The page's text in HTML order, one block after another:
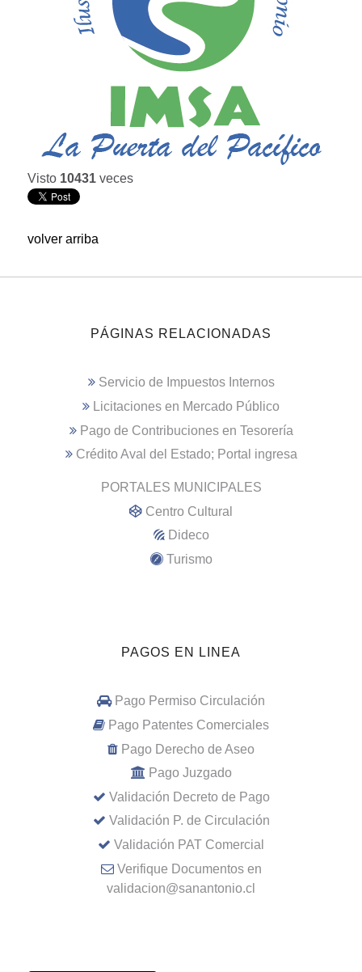
Visto 10431 veces
volver arriba
PÁGINAS RELACIONADAS
Servicio de Impuestos Internos
Licitaciones en Mercado Público
Pago de Contribuciones en Tesorería
Crédito Aval del Estado; Portal ingresa
PORTALES MUNICIPALES
Centro Cultural
Dideco
Turismo
PAGOS EN LINEA
Pago Permiso Circulación
Pago Patentes Comerciales
Pago Derecho de Aseo
Pago Juzgado
Validación Decreto de Pago
Validación P. de Circulación
Validación PAT Comercial
Verifique Documentos en
validacion@sanantonio.cl